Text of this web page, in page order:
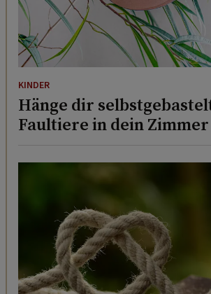
KINDER
Hänge dir
Faultiere in dein Zimmer